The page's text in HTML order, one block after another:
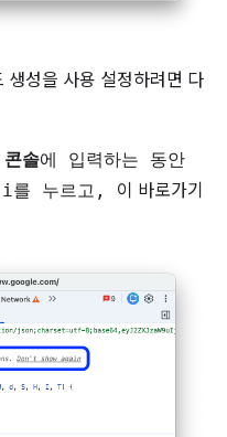
생성을 사용 설정하려면 다
콘솔에 입력하는 동안
i를 누르고, 이 바로가기